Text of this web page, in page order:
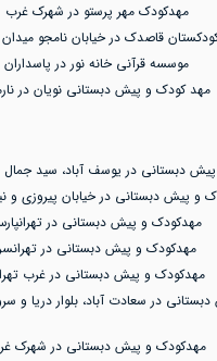
مهدکودک مهر پرستو در شهرک غرب
قاصدک در خیابان نامجو میدان
موسسه قرآنی خانه نور در پاسداران
مهد کودک و پیش دبستانی نویان در
دبستانی در یوسف آباد، سید جمال
و پیش دبستانی در خیابان پیروزی و
مهدکودک و پیش دبستانی در
مهدکودک و پیش دبستانی در
مهدکودک و پیش دبستانی در غرب
در سعادت آباد، بلوار دریا و
مهدکودک و پیش دبستانی در شهرک